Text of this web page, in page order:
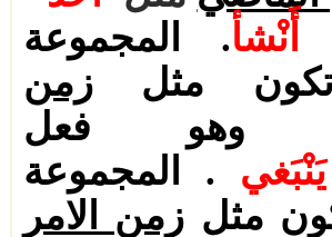
.
المجموعة
تكون مثلزمن
وهو فعل
يَنْبَغي .
المجموعة
مثل زمن الامر